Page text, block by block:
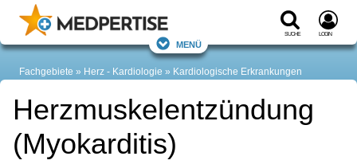
Suche Login
Menü
Fachgebiete Herz - Kardiologie Kardiologische Erkrankungen
Herzmuskelentzündung
(Myokarditis)